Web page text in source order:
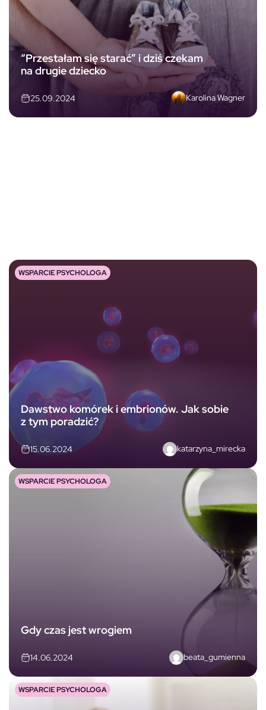
“Przestałam się starać” i dziś czekam
na drugie dziecko
25.09.2024 Karolina Wagner
Dawstwo komórek i embrionów. Jak sobie
z tym poradzić?
15.06.2024 katarzyna_mirecka
WSPARCIE PSYCHOLOGA
Gdy czas jest wrogiem
14.06.2024 beata_gumienna
WSPARCIE PSYCHOLOGA
WSPARCIE PSYCHOLOGA